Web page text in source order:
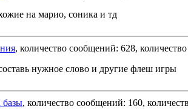
на марио, соника и тд
, количество сообщений: 628,
нужное слово и другие флеш игры
базы, количество сообщений: 160,